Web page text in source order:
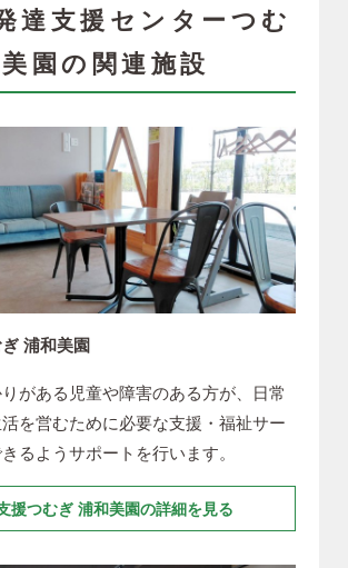
達支援センターつむ
園の関連施設
浦和美園
がある児童や障害のある方が、日常
を営むために必要な支援・福祉サー
るようサポートを行います。
援つむぎ 浦和美園の詳細を見る